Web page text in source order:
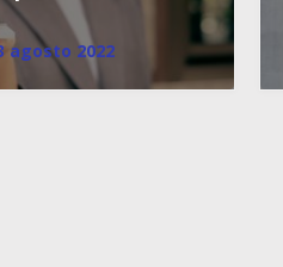
agosto 2022